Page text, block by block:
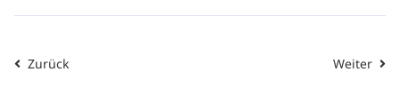
Zurück Weiter